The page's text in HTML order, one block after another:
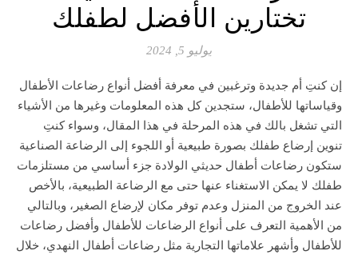
تختارين الأفضل لطفلك
يوليو 5, 2024
إن كنتِ أم جديدة وترغبين في معرفة أفضل أنواع رضاعات الأطفال
وقياساتها للأطفال، ستجدين كل هذه المعلومات وغيرها من الأشياء
التي تشغل بالك في هذه المرحلة في هذا المقال، وسواء كنتِ
تنوين إرضاع طفلك بصورة طبيعية أو اللجوء إلى الرضاعة الصناعية
ستكون رضاعات أطفال حديثي الولادة جزء أساسي من مستلزمات
طفلك لا يمكن الاستغناء عنها حتى مع الرضاعة الطبيعية، بالأخص
عند الخروج من المنزل وعدم توفر مكان لإرضاع الصغير، وبالتالي
من الأهمية التعرف على أنواع الرضاعات للأطفال وأفضل رضاعات
للأطفال وأشهر علاماتها التجارية مثل رضاعات أطفال النهدي، خلال